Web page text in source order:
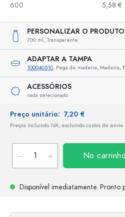
600
5,58 €
PERSONALIZAR O PRODUTO
700 ml, Transparente
ADAPTAR A TAMPA
100040510, Pega de madeira, Madeira,
ACESSÓRIOS
nada selecionado
Preço unitário: 7,20 €
Preços incluindo IVA, excluindo custos de envio
No
Disponível imediatamente. Pronto